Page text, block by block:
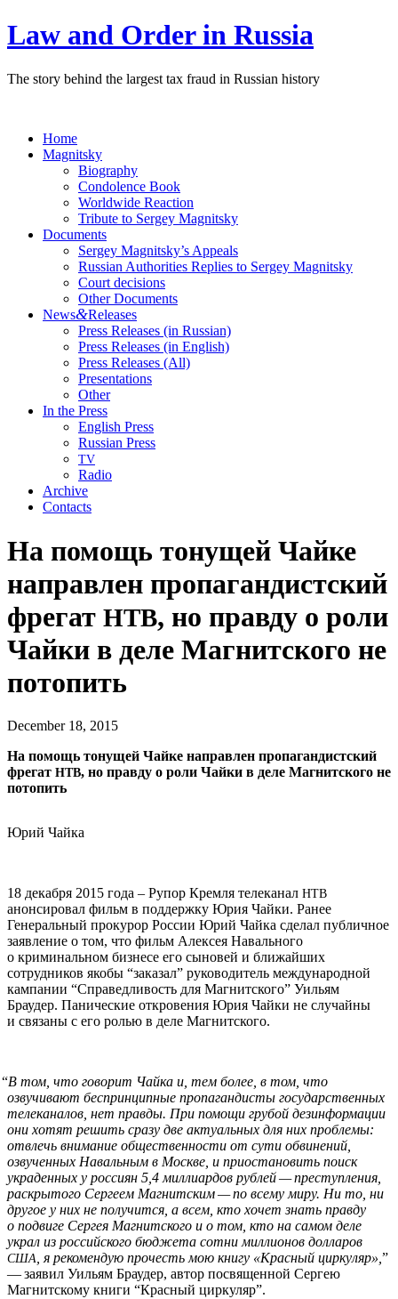
Law and Order in Russia
The story behind the largest tax fraud in Russian history
Home
Magnitsky
Biography
Condolence Book
Worldwide Reaction
Tribute to Sergey Magnitsky
Documents
Sergey Magnitsky’s Appeals
Russian Authorities Replies to Sergey Magnitsky
Court decisions
Other Documents
News&Releases
Press Releases (in Russian)
Press Releases (in English)
Press Releases (All)
Presentations
Other
In the Press
English Press
Russian Press
TV
Radio
Archive
Contacts
На помощь тонущей Чайке
направлен пропагандистский
фрегат НТВ, но правду о роли
Чайки в деле Магнитского не
потопить
December 18, 2015
На помощь тонущей Чайке направлен пропагандистский
фрегат НТВ, но правду о роли Чайки в деле Магнитского не
потопить
Юрий Чайка
18 декабря 2015 года – Рупор Кремля телеканал НТВ
анонсировал фильм в поддержку Юрия Чайки. Ранее
Генеральный прокурор России Юрий Чайка сделал публичное
заявление о том, что фильм Алексея Навального
о криминальном бизнесе его сыновей и ближайших
сотрудников якобы “заказал” руководитель международной
кампании “Справедливость для Магнитского” Уильям
Браудер. Панические откровения Юрия Чайки не случайны
и связаны с его ролью в деле Магнитского.
“В том, что говорит Чайка и, тем более, в том, что
озвучивают беспринципные пропагандисты государственных
телеканалов, нет правды. При помощи грубой дезинформации
они хотят решить сразу две актуальных для них проблемы:
отвлечь внимание общественности от сути обвинений,
озвученных Навальным в Москве, и приостановить поиск
украденных у россиян 5,4 миллиардов рублей — преступления,
раскрытого Сергеем Магнитским — по всему миру. Ни то, ни
другое у них не получится, а всем, кто хочет знать правду
о подвиге Сергея Магнитского и о том, кто на самом деле
украл из российского бюджета сотни миллионов долларов
США , я рекомендую прочесть мою книгу «Красный циркуляр», ”
— заявил Уильям Браудер, автор посвященной Сергею
Магнитскому книги “Красный циркуляр”.